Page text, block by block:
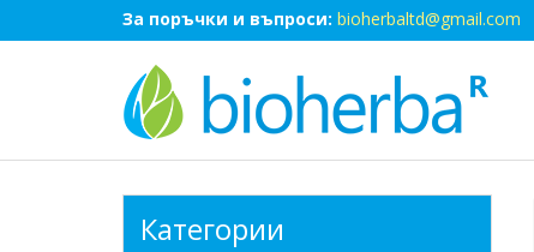
За поръчки и въпроси: bioherbaltd@gmail.com
Категории